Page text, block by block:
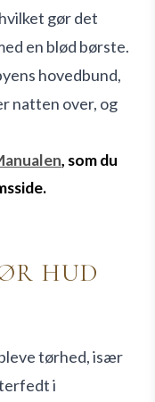
gør det
en blød børste.
hovedbund,
natten over, og
, som du
HUD
tørhed, især
i